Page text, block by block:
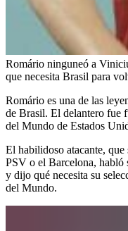
Romário ninguneó a
que necesita Brasil para
Romário es una de las
de Brasil. El delantero fue
del Mundo de Estados
El habilidoso atacante,
PSV o el Barcelona, habló
y dijo qué necesita su
del Mundo.